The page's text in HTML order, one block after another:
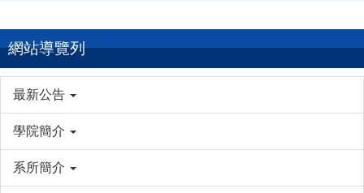
網站導覽列
最新公告
學院簡介
系所簡介